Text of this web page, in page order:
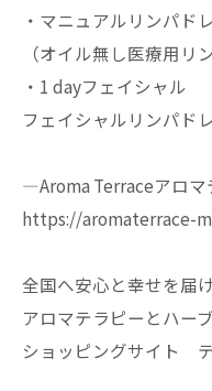
・マニュアルリンパド
（オイル無し医療用リ
・1 dayフェイシャル
フェイシャルリンパド
—Aroma Terraceアロ
https://aromaterrace-
全国へ安心と幸せを届
アロマテラピーとハー
ショッピングサイト